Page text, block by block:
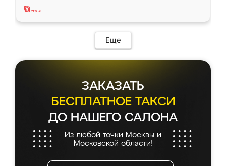
Еще
ЗАКАЗАТЬ
БЕСПЛАТНОЕ ТАКСИ
ДО НАШЕГО САЛОНА
Из любой точки Москвы и
Московской области!